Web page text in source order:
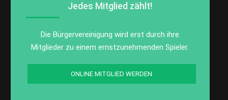
Jedes Mitglied zählt!
Die Bürgervereinigung wird erst durch ihre
Mitglieder zu einem ernstzunehmenden Spieler.
ONLINE MITGLIED WERDEN